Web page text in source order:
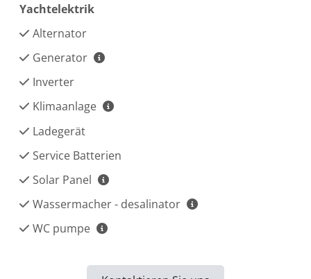
Yachtelektrik
Alternator
Generator
Inverter
Klimaanlage
Ladegerät
Service Batterien
Solar Panel
Wassermacher - desalinator
WC pumpe